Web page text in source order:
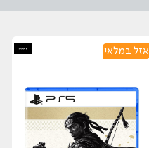
אזל במלאי